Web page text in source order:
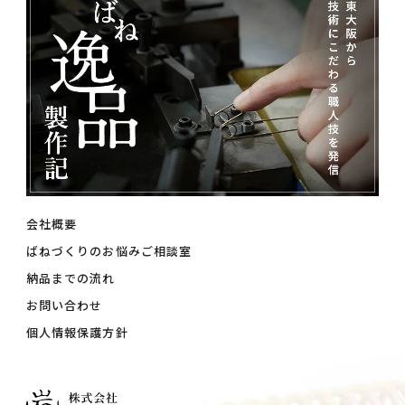
会社概要
ばねづくりのお悩みご相談室
納品までの流れ
お問い合わせ
個人情報保護方針